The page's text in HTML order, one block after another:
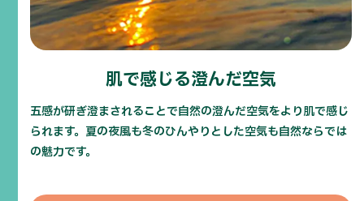
肌で感じる澄んだ空気
五感が研ぎ澄まされることで自然の澄んだ空気をより肌で感じ
られます。夏の夜風も冬のひんやりとした空気も自然ならでは
の魅力です。